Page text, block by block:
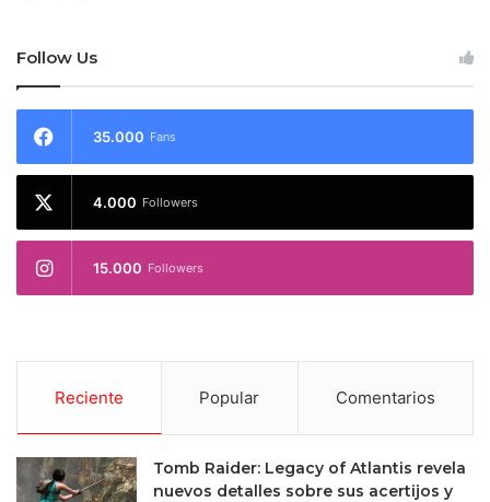
Follow Us
35.000 Fans
4.000 Followers
15.000 Followers
Reciente Popular Comentarios
Tomb Raider: Legacy of Atlantis revela
nuevos detalles sobre sus acertijos y